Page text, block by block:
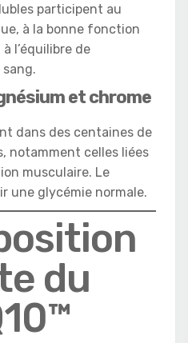
participent au
à la bonne fonction
l’équilibre de
sang.
et chrome
dans des centaines de
notamment celles liées
musculaire. Le
une glycémie normale.
du